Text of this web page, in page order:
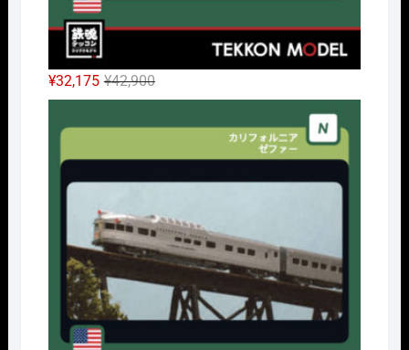
¥42,900元
の
価
で
し
た。
¥32,175
現
在
の
¥32,175
で
す。